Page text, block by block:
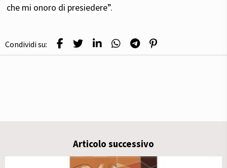
che mi onoro di presiedere”.
Condividi su:
Articolo successivo